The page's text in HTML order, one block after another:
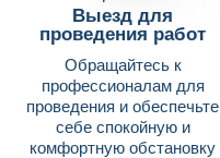
Выезд для
проведения работ
Обращайтесь к
профессионалам для
проведения и обеспечьте
себе спокойную и
комфортную обстановку